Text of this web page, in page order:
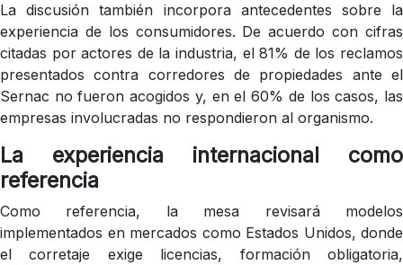
La discusión también incorpora antecedentes sobre la
experiencia de los consumidores. De acuerdo con cifras
citadas por actores de la industria, el 81% de los reclamos
presentados contra corredores de propiedades ante el
Sernac no fueron acogidos y, en el 60% de los casos, las
empresas involucradas no respondieron al organismo.
La experiencia internacional como
referencia
Como referencia, la mesa revisará modelos
implementados en mercados como Estados Unidos, donde
el corretaje exige licencias, formación obligatoria,